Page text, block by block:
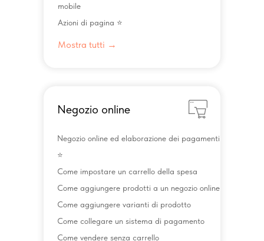
Mostra tutti →
mobile
Azioni di pagina ⭐️
Negozio online ed elaborazione dei pagamenti
⭐️
Come impostare un carrello della spesa
Come aggiungere prodotti a un negozio online
Come aggiungere varianti di prodotto
Come collegare un sistema di pagamento
Come vendere senza carrello
Negozio online